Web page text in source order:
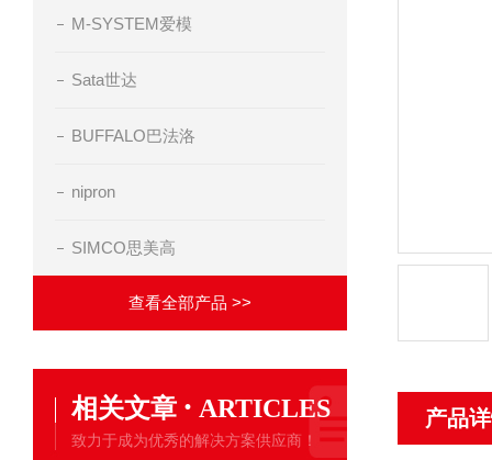
M-SYSTEM爱模
Sata世达
BUFFALO巴法洛
nipron
SIMCO思美高
查看全部产品 >>
相关文章 · ARTICLES
致力于成为优秀的解决方案供应商！
产品